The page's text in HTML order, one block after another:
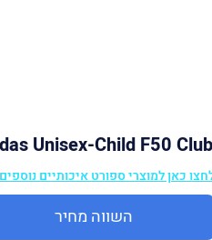
Unisex-Child F50 Club
Football Boots Flexible
Ground
כאן למוצרי ספורט איכותיים נוספים
השווה מחיר